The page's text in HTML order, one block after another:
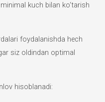
kuch bilan ko‘tarish
foydalanishda hech
siz oldindan optimal
hisoblanadi: